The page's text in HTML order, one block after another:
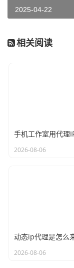
2025-04-22
相关阅读
2026-08-06
2026-08-06